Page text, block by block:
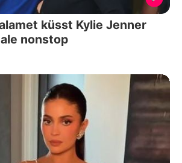
küsst Kylie Jenner
nonstop